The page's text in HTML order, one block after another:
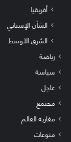
أفريقيا
الشأن الإسباني
الشرق الأوسط
رياضة
سياسة
عاجل
مجتمع
مغاربة العالم
منوعات